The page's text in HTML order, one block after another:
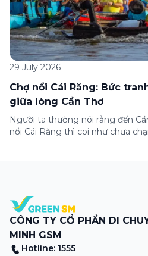
29 July 2026
Chợ nổi Cái Răng: Bức
giữa lòng Cần Thơ
Người ta thường nói rằng đến
nổi Cái Răng thì coi như chưa
CÔNG TY CỔ PHẦN DI
MINH GSM
Hotline: 1555